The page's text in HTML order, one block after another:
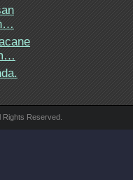
Reserved.